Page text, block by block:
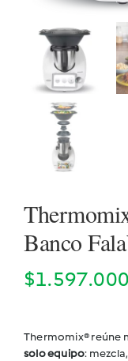
Banco
$1.597.000
Thermomix® reúne
solo equipo: